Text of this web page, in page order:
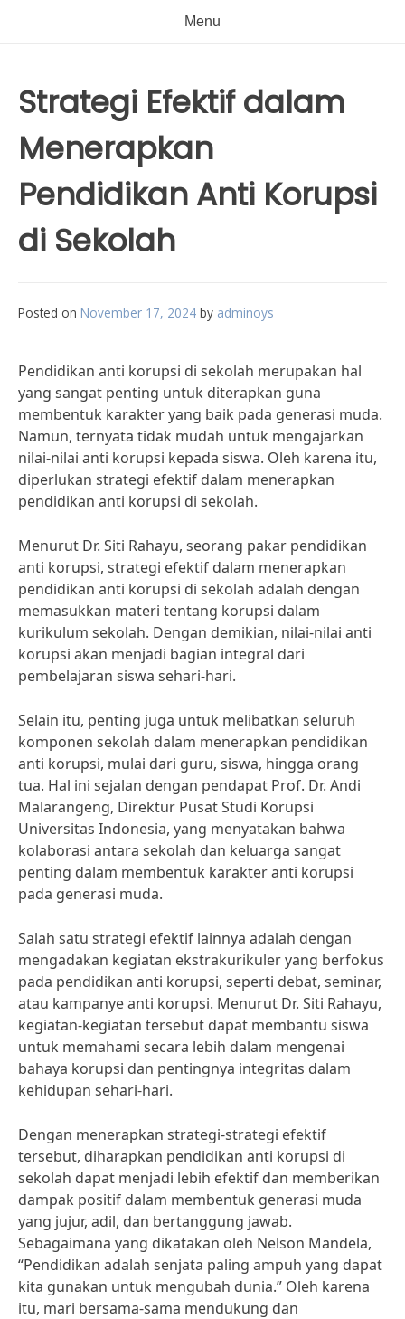
Menu
Strategi Efektif dalam
Menerapkan
Pendidikan Anti Korupsi
di Sekolah
Posted on November 17, 2024 by adminoys
Pendidikan anti korupsi di sekolah merupakan hal
yang sangat penting untuk diterapkan guna
membentuk karakter yang baik pada generasi muda.
Namun, ternyata tidak mudah untuk mengajarkan
nilai-nilai anti korupsi kepada siswa. Oleh karena itu,
diperlukan strategi efektif dalam menerapkan
pendidikan anti korupsi di sekolah.
Menurut Dr. Siti Rahayu, seorang pakar pendidikan
anti korupsi, strategi efektif dalam menerapkan
pendidikan anti korupsi di sekolah adalah dengan
memasukkan materi tentang korupsi dalam
kurikulum sekolah. Dengan demikian, nilai-nilai anti
korupsi akan menjadi bagian integral dari
pembelajaran siswa sehari-hari.
Selain itu, penting juga untuk melibatkan seluruh
komponen sekolah dalam menerapkan pendidikan
anti korupsi, mulai dari guru, siswa, hingga orang
tua. Hal ini sejalan dengan pendapat Prof. Dr. Andi
Malarangeng, Direktur Pusat Studi Korupsi
Universitas Indonesia, yang menyatakan bahwa
kolaborasi antara sekolah dan keluarga sangat
penting dalam membentuk karakter anti korupsi
pada generasi muda.
Salah satu strategi efektif lainnya adalah dengan
mengadakan kegiatan ekstrakurikuler yang berfokus
pada pendidikan anti korupsi, seperti debat, seminar,
atau kampanye anti korupsi. Menurut Dr. Siti Rahayu,
kegiatan-kegiatan tersebut dapat membantu siswa
untuk memahami secara lebih dalam mengenai
bahaya korupsi dan pentingnya integritas dalam
kehidupan sehari-hari.
Dengan menerapkan strategi-strategi efektif
tersebut, diharapkan pendidikan anti korupsi di
sekolah dapat menjadi lebih efektif dan memberikan
dampak positif dalam membentuk generasi muda
yang jujur, adil, dan bertanggung jawab.
Sebagaimana yang dikatakan oleh Nelson Mandela,
“Pendidikan adalah senjata paling ampuh yang dapat
kita gunakan untuk mengubah dunia.” Oleh karena
itu, mari bersama-sama mendukung dan